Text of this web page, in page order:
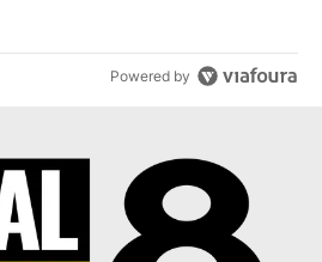
Powered by